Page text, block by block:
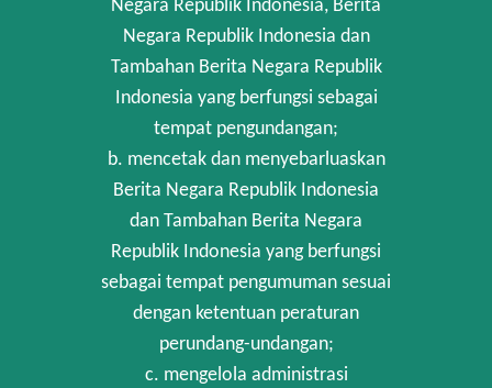
Negara Republik Indonesia, Berita
Negara Republik Indonesia dan
Tambahan Berita Negara Republik
Indonesia yang berfungsi sebagai
tempat pengundangan;
b. mencetak dan menyebarluaskan
Berita Negara Republik Indonesia
dan Tambahan Berita Negara
Republik Indonesia yang berfungsi
sebagai tempat pengumuman sesuai
dengan ketentuan peraturan
perundang-undangan;
c. mengelola administrasi